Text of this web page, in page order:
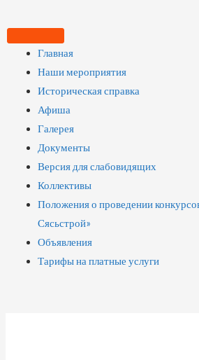
Главная
Наши мероприятия
Историческая справка
Афиша
Галерея
Документы
Версия для слабовидящих
Коллективы
Положения о проведении
Сясьстрой»
Объявления
Тарифы на платные услуги